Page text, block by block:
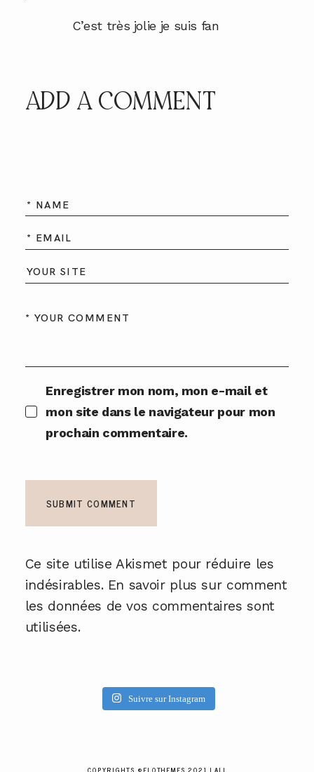
C’est très jolie je suis fan
ADD A COMMENT
Enregistrer mon nom, mon e-mail et
mon site dans le navigateur pour mon
prochain commentaire.
Ce site utilise Akismet pour réduire les
indésirables. En savoir plus sur comment
les données de vos commentaires sont
utilisées.
Suivre sur Instagram
COPYRIGHTS ©FLOTHEMES 2021 | ALL